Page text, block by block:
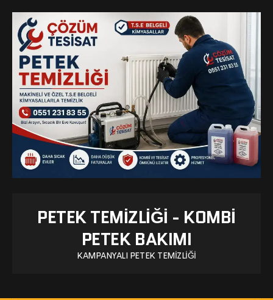
PETEK TEMIZLIĞI - KOMBI
PETEK BAKIMI
KAMPANYALI PETEK TEMIZLIĞI